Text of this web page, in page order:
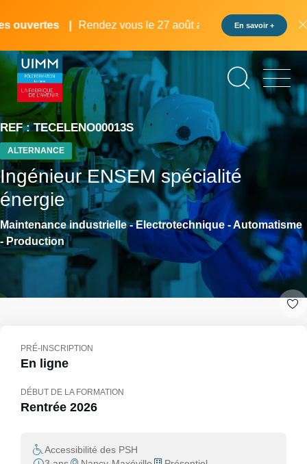
au
principal
Rendez vous le 27 août au pôle formation UIMM
En savoir +
REF : TECELENO00013S
ALTERNANCE
Ingénieur ENSEM spécialité
énergie
Maintenance industrielle - Electrotechnique - Automatisme
- Production
PRÉ-INSCRIPTION
En ligne
DÉBUT DE LA FORMATION
Rentrée 2026
Accessibilité des PSH